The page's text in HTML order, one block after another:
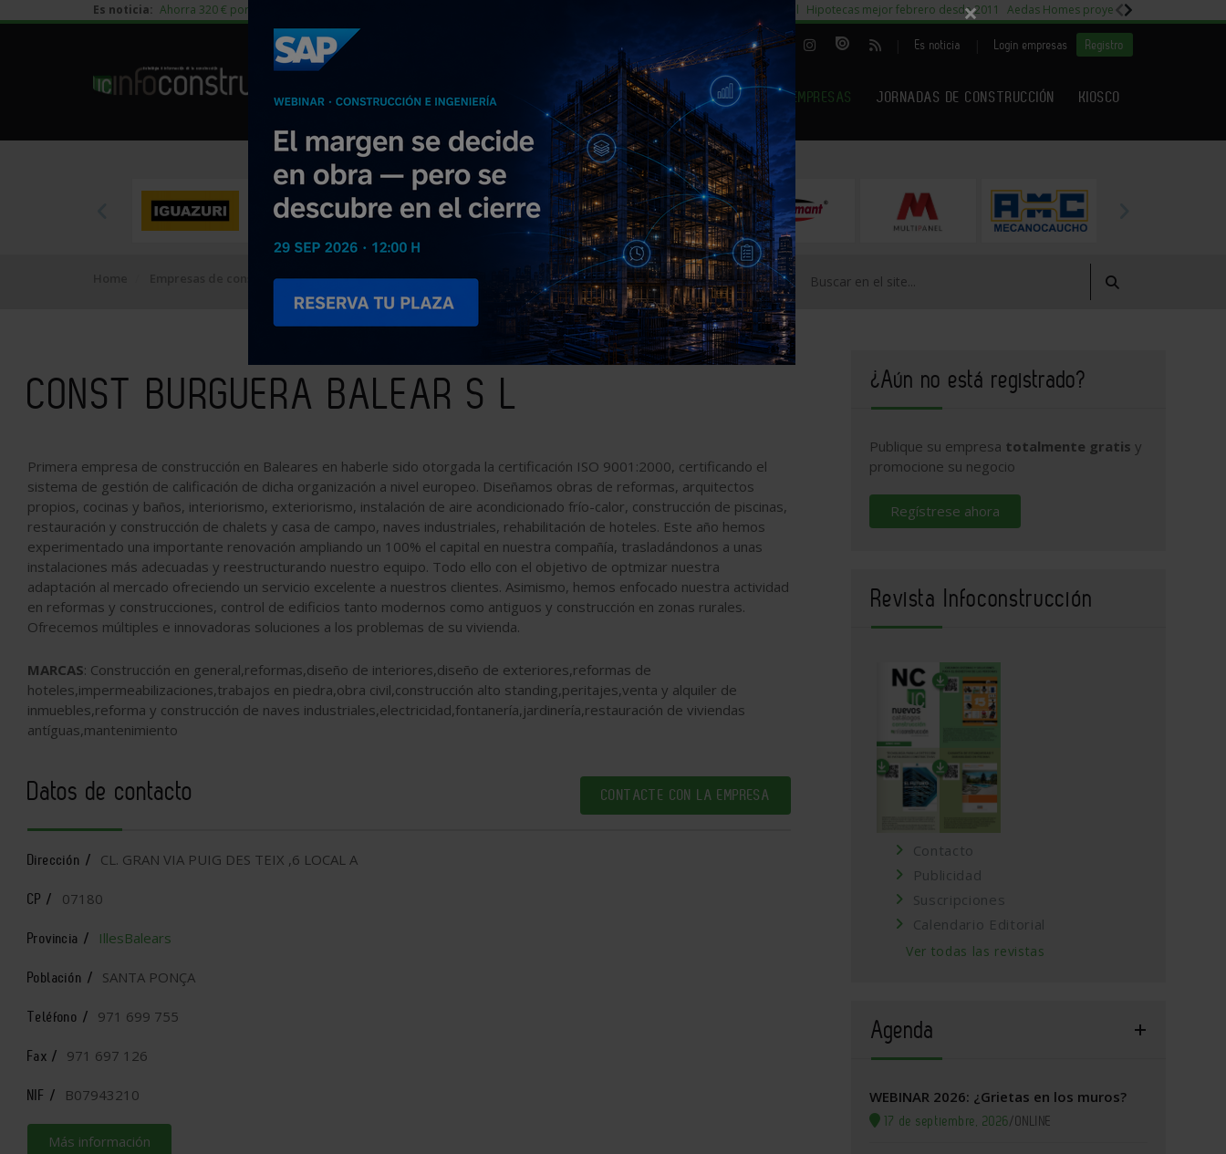
Es noticia: Ahorra 320 € por vivienda en edificación residencial 29% cambiar al alquiler temporal Hipotecas mejor febrero desde 2011 Aedas Homes proyecto Fiora
| Es noticia Login empresas Registro
NOTICIAS PRODUCTOS AGENDA ARTÍCULOS EMPRESAS JORNADAS DE CONSTRUCCIÓN KIOSCO
EMPRESAS PREMIUM
Empresas de construcción CONST BURGUERA BALEAR S L
CONST BURGUERA BALEAR S L
Primera empresa de construcción en Baleares en haberle sido otorgada la certificación ISO 9001:2000, certificando el
sistema de gestión de calificación de dicha organización a nivel europeo. Diseñamos obras de reformas, arquitectos
propios, cocinas y baños, interiorismo, exteriorismo, instalación de aire acondicionado frío-calor, construcción de piscinas,
restauración y construcción de chalets y casa de campo, naves industriales, rehabilitación de hoteles. Este año hemos
experimentado una importante renovación ampliando un 100% el capital en nuestra compañía, trasladándonos a unas
instalaciones más adecuadas y reestructurando nuestro equipo. Todo ello con el objetivo de optmizar nuestra
adaptación al mercado ofreciendo un servicio excelente a nuestros clientes. Asimismo, hemos enfocado nuestra actividad
en reformas y construcciones, control de edificios tanto modernos como antiguos y construcción en zonas rurales.
Ofrecemos múltiples e innovadoras soluciones a los problemas de su vivienda.
MARCAS: Construcción en general,reformas,diseño de interiores,diseño de exteriores,reformas de
hoteles,impermeabilizaciones,trabajos en piedra,obra civil,construcción alto standing,peritajes,venta y alquiler de
inmuebles,reforma y construcción de naves industriales,electricidad,fontanería,jardinería,restauración de viviendas
antíguas,mantenimiento
Datos de contacto CONTACTE CON LA EMPRESA
Dirección / CL. GRAN VIA PUIG DES TEIX ,6 LOCAL A
CP / 07180
Provincia / IllesBalears
Población / SANTA PONÇA
Teléfono / 971 699 755
Fax / 971 697 126
NIF / B07943210
Más información
¿Aún no está registrado?
Publique su empresa totalmente gratis y
promocione su negocio
Regístrese ahora
Revista Infoconstrucción
Contacto
Publicidad
Suscripciones
Calendario Editorial
Ver todas las revistas
Agenda
WEBINAR 2026: ¿Grietas en los muros?
17 de septiembre, 2026/ONLINE
×